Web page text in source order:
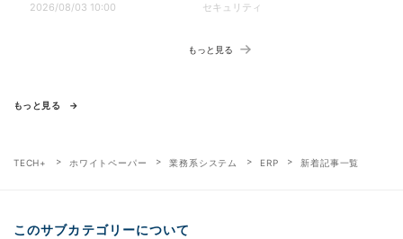
2026/08/03 10:00 セキュリティ
もっと見る
もっと見る
TECH+ ホワイトペーパー 業務系システム ERP 新着記事一覧
このサブカテゴリーについて